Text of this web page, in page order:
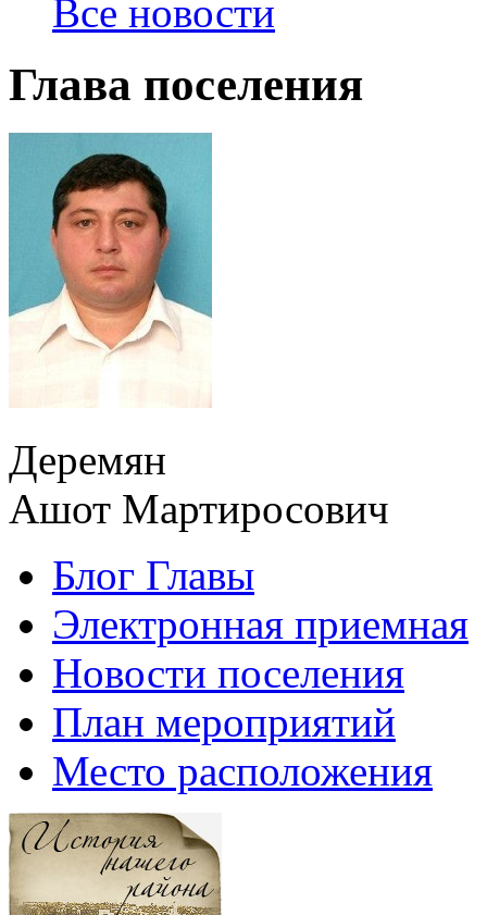
Все новости
Глава поселения
Деремян
Ашот Мартиросович
Блог Главы
Электронная приемная
Новости поселения
План мероприятий
Место расположения